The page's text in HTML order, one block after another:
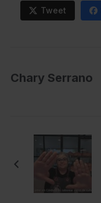
Tweet
Chary Serrano